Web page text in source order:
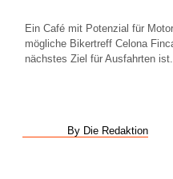
Ein Café mit Potenzial für
mögliche Bikertreff Celona
nächstes Ziel für Ausfahrten ist.
By Die Redaktion